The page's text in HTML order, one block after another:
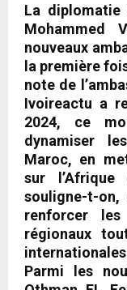
La
Mohammed
nouveaux
la première
note de
Ivoireactu a
2024, ce
dynamiser
Maroc, en
sur l’Afrique
souligne-t-
renforcer
régionaux
Parmi les